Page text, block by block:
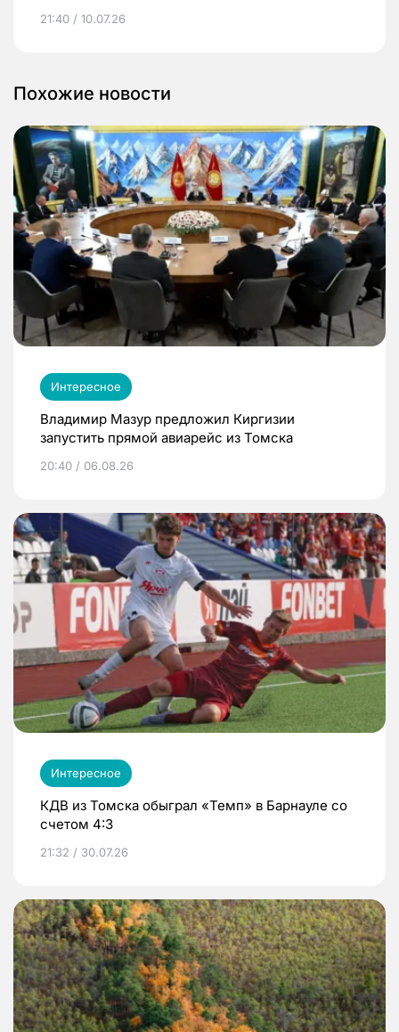
21:40 / 10.07.26
Похожие новости
Интересное
Владимир Мазур предложил Киргизии
запустить прямой авиарейс из Томска
20:40 / 06.08.26
Интересное
КДВ из Томска обыграл «Темп» в Барнауле со
счетом 4:3
21:32 / 30.07.26